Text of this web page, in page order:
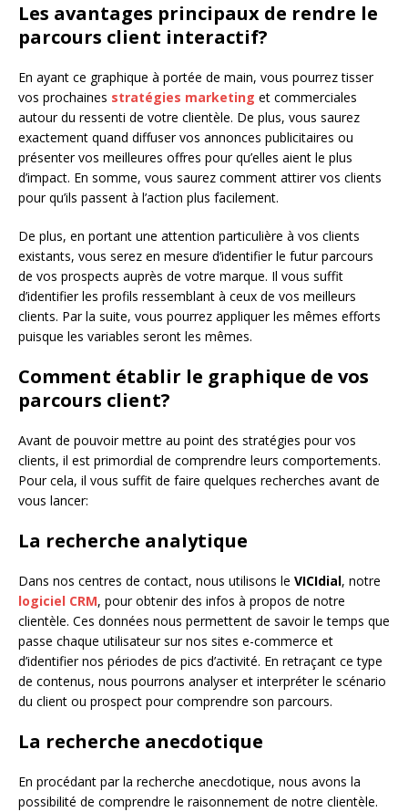
Les avantages principaux de rendre le
parcours client interactif?
En ayant ce graphique à portée de main, vous pourrez tisser
vos prochaines stratégies marketing et commerciales
autour du ressenti de votre clientèle. De plus, vous saurez
exactement quand diffuser vos annonces publicitaires ou
présenter vos meilleures offres pour qu’elles aient le plus
d’impact. En somme, vous saurez comment attirer vos clients
pour qu’ils passent à l’action plus facilement.
De plus, en portant une attention particulière à vos clients
existants, vous serez en mesure d’identifier le futur parcours
de vos prospects auprès de votre marque. Il vous suffit
d’identifier les profils ressemblant à ceux de vos meilleurs
clients. Par la suite, vous pourrez appliquer les mêmes efforts
puisque les variables seront les mêmes.
Comment établir le graphique de vos
parcours client?
Avant de pouvoir mettre au point des stratégies pour vos
clients, il est primordial de comprendre leurs comportements.
Pour cela, il vous suffit de faire quelques recherches avant de
vous lancer:
La recherche analytique
Dans nos centres de contact, nous utilisons le VICIdial, notre
logiciel CRM, pour obtenir des infos à propos de notre
clientèle. Ces données nous permettent de savoir le temps que
passe chaque utilisateur sur nos sites e-commerce et
d’identifier nos périodes de pics d’activité. En retraçant ce type
de contenus, nous pourrons analyser et interpréter le scénario
du client ou prospect pour comprendre son parcours.
La recherche anecdotique
En procédant par la recherche anecdotique, nous avons la
possibilité de comprendre le raisonnement de notre clientèle.